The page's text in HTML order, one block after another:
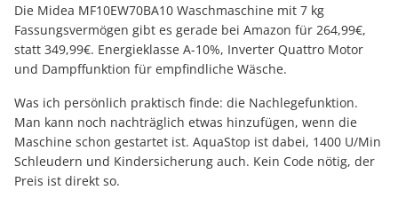
Die Midea MF10EW70BA10 Waschmaschine mit 7 kg
Fassungsvermögen gibt es gerade bei Amazon für 264,99€,
statt 349,99€. Energieklasse A-10%, Inverter Quattro Motor
und Dampffunktion für empfindliche Wäsche.
Was ich persönlich praktisch finde: die Nachlegefunktion.
Man kann noch nachträglich etwas hinzufügen, wenn die
Maschine schon gestartet ist. AquaStop ist dabei, 1400 U/Min
Schleudern und Kindersicherung auch. Kein Code nötig, der
Preis ist direkt so.